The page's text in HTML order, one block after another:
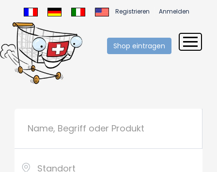
Registrieren Anmelden
Shop eintragen